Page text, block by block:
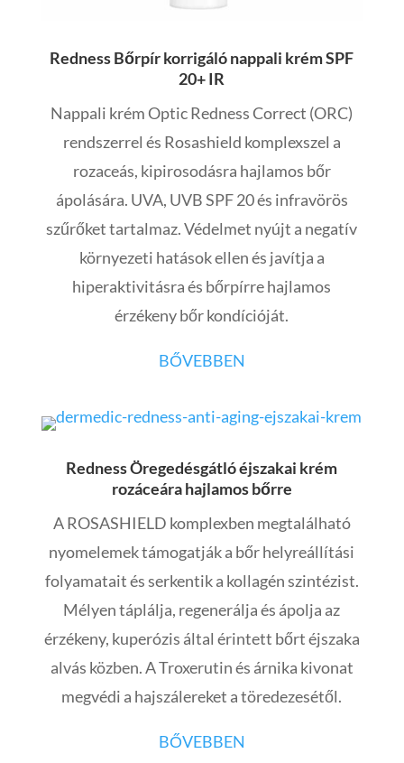
Redness Bőrpír korrigáló nappali krém SPF
20+ IR
Nappali krém Optic Redness Correct (ORC)
rendszerrel és Rosashield komplexszel a
rozaceás, kipirosodásra hajlamos bőr
ápolására. UVA, UVB SPF 20 és infravörös
szűrőket tartalmaz. Védelmet nyújt a negatív
környezeti hatások ellen és javítja a
hiperaktivitásra és bőrpírre hajlamos
érzékeny bőr kondícióját.
BŐVEBBEN
Redness Öregedésgátló éjszakai krém
rozáceára hajlamos bőrre
A ROSASHIELD komplexben megtalálható
nyomelemek támogatják a bőr helyreállítási
folyamatait és serkentik a kollagén szintézist.
Mélyen táplálja, regenerálja és ápolja az
érzékeny, kuperózis által érintett bőrt éjszaka
alvás közben.A Troxerutin és árnika kivonat
megvédi a hajszálereket a töredezesétől.
BŐVEBBEN